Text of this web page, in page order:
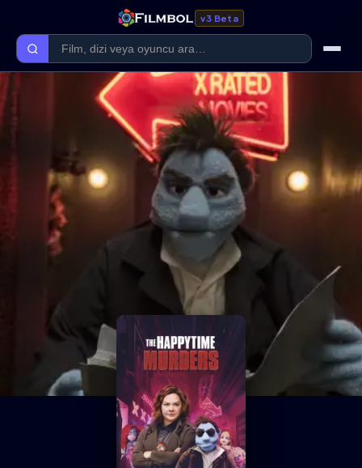
v3 Beta
Kategoriler
Kaliteler
Film Kategorileri